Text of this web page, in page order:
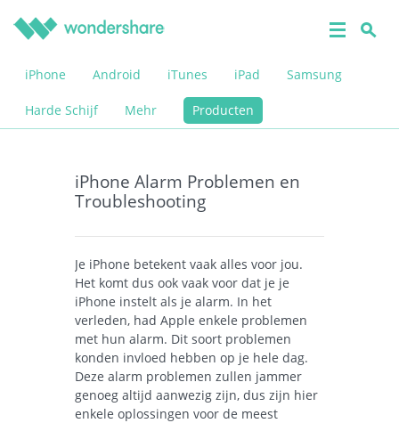
iPhone Android iTunes iPad Samsung
Harde Schijf Mehr Producten
iPhone Alarm Problemen en
Troubleshooting
Je iPhone betekent vaak alles voor jou.
Het komt dus ook vaak voor dat je je
iPhone instelt als je alarm. In het
verleden, had Apple enkele problemen
met hun alarm. Dit soort problemen
konden invloed hebben op je hele dag.
Deze alarm problemen zullen jammer
genoeg altijd aanwezig zijn, dus zijn hier
enkele oplossingen voor de meest